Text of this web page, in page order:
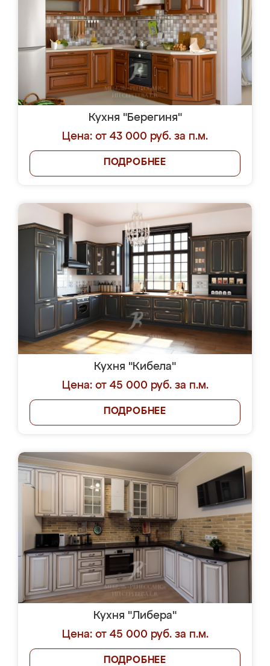
Кухня "Берегиня"
Цена: от 43 000 руб. за п.м.
ПОДРОБНЕЕ
Кухня "Кибела"
Цена: от 45 000 руб. за п.м.
ПОДРОБНЕЕ
Кухня "Либера"
Цена: от 45 000 руб. за п.м.
ПОДРОБНЕЕ